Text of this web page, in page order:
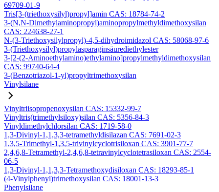
69709-01-9
Tris[3-(triethoxysilyl)propyl]amin CAS: 18784-74-2
3-(N,N-Dimethylaminopropyl)aminopropylmethyldimethoxysilan
CAS: 224638-27-1
N-(3-Triethoxysilylpropyl)-4,5-dihydroimidazol CAS: 58068-97-6
3-(Triethoxysilyl)propylasparaginsäurediethylester
3-[2-(2-Aminoethylamino)ethylamino]propylmethyldimethoxysilan
CAS: 99740-64-4
3-(Benzotriazol-1-yl)propyltrimethoxysilan
Vinylsilane
Vinyltriisopropenoxysilan CAS: 15332-99-7
Vinyltris(trimethylsiloxy)silan CAS: 5356-84-3
Vinyldimethylchlorsilan CAS: 1719-58-0
1,3-Divinyl-1,1,3,3-tetramethyldisilazan CAS: 7691-02-3
1,3,5-Trimethyl-1,3,5-trivinylcyclotrisiloxan CAS: 3901-77-7
2,4,6,8-Tetramethyl-2,4,6,8-tetravinylcyclotetrasiloxan CAS: 2554-
06-5
1,3-Divinyl-1,1,3,3-Tetramethoxydisiloxan CAS: 18293-85-1
(4-Vinylphenyl)trimethoxysilan CAS: 18001-13-3
Phenylsilane